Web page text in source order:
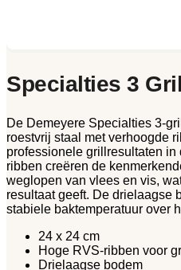
Specialties 3
De Demeyere Specialties 3-
roestvrij staal met verhoogde
professionele grillresultaten
ribben creëren de
weglopen van vlees en vis,
resultaat geeft. De drielaagse
stabiele baktemperatuur over
24 x 24 cm
Hoge RVS-ribben voor
Drielaagse bodem